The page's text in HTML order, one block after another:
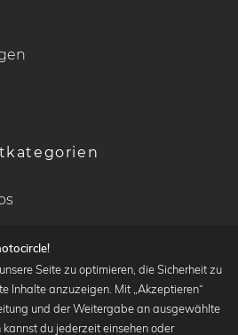
Seite zu optimieren, die Sicherheit zu
Inhalte anzuzeigen. Mit „Akzeptieren“
und der Weitergabe an ausgewählte
du jederzeit einsehen oder